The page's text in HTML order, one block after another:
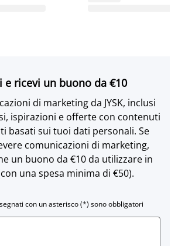
e ricevi un buono da €10
di marketing da JYSK, inclusi
ispirazioni e offerte con contenuti
basati sui tuoi dati personali. Se
comunicazioni di marketing,
un buono da €10 da utilizzare in
una spesa minima di €50).
con un asterisco (*) sono obbligatori